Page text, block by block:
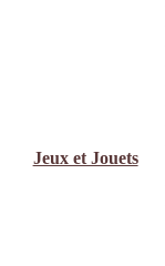
Jeux et Jouets